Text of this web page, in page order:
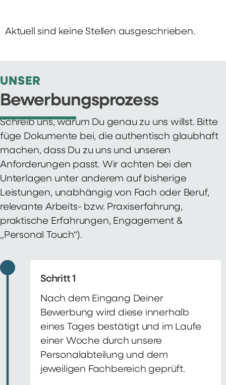
Aktuell sind keine Stellen ausgeschrieben.
UNSER
Bewerbungsprozess
Schreib uns, warum Du genau zu uns willst. Bitte
füge Dokumente bei, die authentisch glaubhaft
machen, dass Du zu uns und unseren
Anforderungen passt. Wir achten bei den
Unterlagen unter anderem auf bisherige
Leistungen, unabhängig von Fach oder Beruf,
relevante Arbeits- bzw. Praxiserfahrung,
praktische Erfahrungen, Engagement &
„Personal Touch“).
Schritt 1
Nach dem Eingang Deiner
Bewerbung wird diese innerhalb
eines Tages bestätigt und im Laufe
einer Woche durch unsere
Personalabteilung und dem
jeweiligen Fachbereich geprüft.